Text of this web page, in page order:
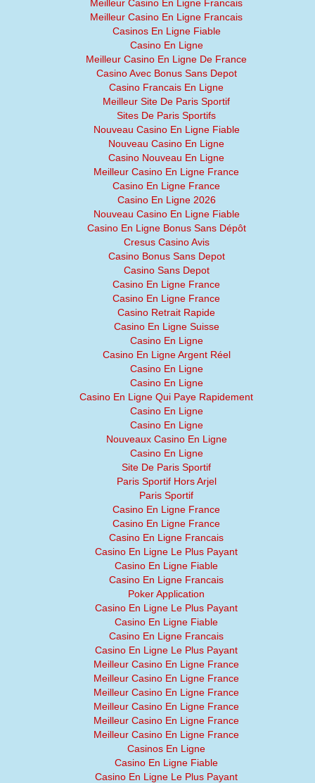
Meilleur Casino En Ligne Francais
Meilleur Casino En Ligne Francais
Casinos En Ligne Fiable
Casino En Ligne
Meilleur Casino En Ligne De France
Casino Avec Bonus Sans Depot
Casino Francais En Ligne
Meilleur Site De Paris Sportif
Sites De Paris Sportifs
Nouveau Casino En Ligne Fiable
Nouveau Casino En Ligne
Casino Nouveau En Ligne
Meilleur Casino En Ligne France
Casino En Ligne France
Casino En Ligne 2026
Nouveau Casino En Ligne Fiable
Casino En Ligne Bonus Sans Dépôt
Cresus Casino Avis
Casino Bonus Sans Depot
Casino Sans Depot
Casino En Ligne France
Casino En Ligne France
Casino Retrait Rapide
Casino En Ligne Suisse
Casino En Ligne
Casino En Ligne Argent Réel
Casino En Ligne
Casino En Ligne
Casino En Ligne Qui Paye Rapidement
Casino En Ligne
Casino En Ligne
Nouveaux Casino En Ligne
Casino En Ligne
Site De Paris Sportif
Paris Sportif Hors Arjel
Paris Sportif
Casino En Ligne France
Casino En Ligne France
Casino En Ligne Francais
Casino En Ligne Le Plus Payant
Casino En Ligne Fiable
Casino En Ligne Francais
Poker Application
Casino En Ligne Le Plus Payant
Casino En Ligne Fiable
Casino En Ligne Francais
Casino En Ligne Le Plus Payant
Meilleur Casino En Ligne France
Meilleur Casino En Ligne France
Meilleur Casino En Ligne France
Meilleur Casino En Ligne France
Meilleur Casino En Ligne France
Meilleur Casino En Ligne France
Casinos En Ligne
Casino En Ligne Fiable
Casino En Ligne Le Plus Payant